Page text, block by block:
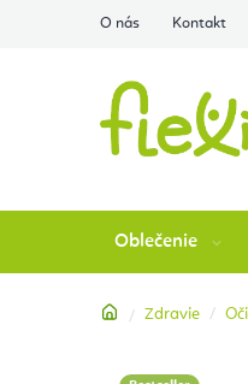
O nás Kontakt
Oblečenie
Domov
Zdravie